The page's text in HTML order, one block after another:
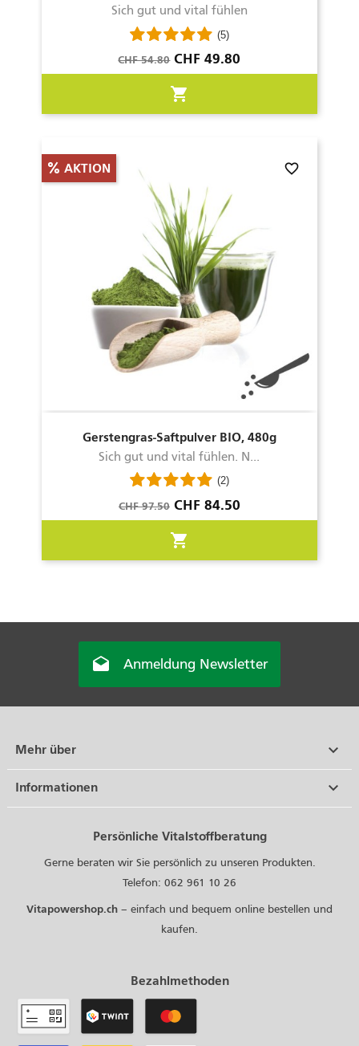
Sich gut und vital fühlen
(5)
Verkaufspreis
CHF 54.80 Preis
CHF 49.80
shopping_cart
Gerstengras-Saftpulver BIO, 480g
Sich gut und vital fühlen. N...
favorite_border
(2)
Verkaufspreis
CHF 97.50 Preis
CHF 84.50
shopping_cart
AKTION
 Anmeldung Newsletter
Mehr über 
Informationen 
Persönliche Vitalstoffberatung
Gerne beraten wir Sie persönlich zu unseren Produkten.
Telefon: 062 961 10 26
Vitapowershop.ch – einfach und bequem online bestellen und
kaufen.
Bezahlmethoden